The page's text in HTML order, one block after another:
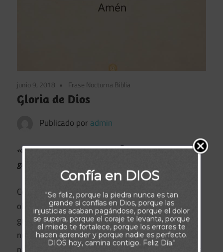
junio 9, 2018 Frase Nocturna Biblia
Gloria de Dios
Publicado por admin
«No hay nadie como tú, oh SEÑOR; grande eres tú, y
grande es tu nombre en poderío» (Jeremías 10:6)
Como cada día, hoy fue una oportunidad para
observar la gloria de Dios, las evidencias de su
grandeza. Mañana, con el amanecer, la tendrás
nuevamente, verás su obra en la belleza de la
naturaleza, en la risa de un niño y en el amor de los
Confía en DIOS
"Se feliz, porque la piedra nunca es tan
grande si confías en Dios, porque las
injusticias acaban pagándose, porque el dolor
se supera, porque el coraje te levanta, porque
el miedo te fortalece, porque los errores te
hacen aprender y porque nadie es perfecto.
DIOS hoy, camina contigo. Feliz Día."